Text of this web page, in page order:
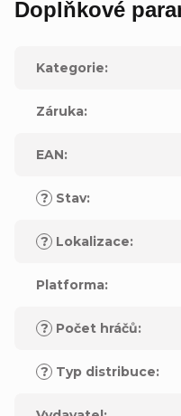
Doplňkové
Kategorie:
Záruka:
EAN:
? Stav:
? Lokalizace:
Platforma:
? Počet hráčů:
? Typ distribuce: